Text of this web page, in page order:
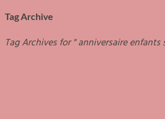
Tag Archive
Tag Archives for " anniversaire enfants